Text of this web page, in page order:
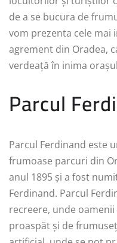
de a se bucura de
vom prezenta cele mai
agrement din Oradea,
verdeață în inima
Parcul
Parcul Ferdinand este
frumoase parcuri din
anul 1895 și a fost
Ferdinand. Parcul
recreere, unde
proaspăt și de